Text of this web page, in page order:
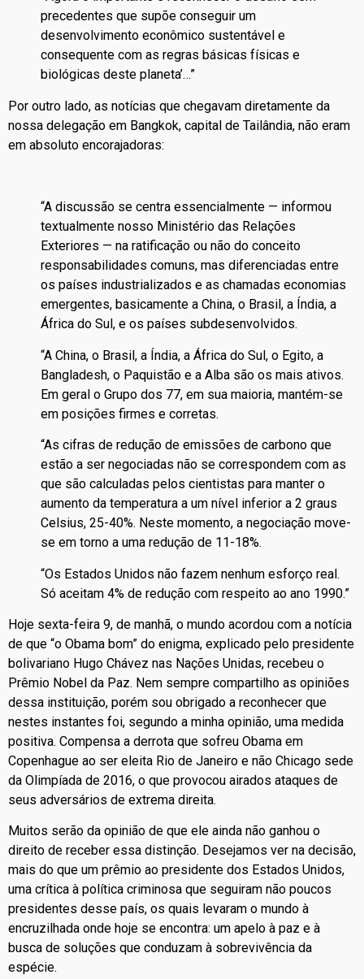
precedentes que supõe conseguir um
desenvolvimento econômico sustentável e
consequente com as regras básicas físicas e
biológicas deste planeta’…”
Por outro lado, as notícias que chegavam diretamente da
nossa delegação em Bangkok, capital de Tailândia, não eram
em absoluto encorajadoras:
“A discussão se centra essencialmente — informou
textualmente nosso Ministério das Relações
Exteriores — na ratificação ou não do conceito
responsabilidades comuns, mas diferenciadas entre
os países industrializados e as chamadas economias
emergentes, basicamente a China, o Brasil, a Índia, a
África do Sul, e os países subdesenvolvidos.
“A China, o Brasil, a Índia, a África do Sul, o Egito, a
Bangladesh, o Paquistão e a Alba são os mais ativos.
Em geral o Grupo dos 77, em sua maioria, mantém-se
em posições firmes e corretas.
“As cifras de redução de emissões de carbono que
estão a ser negociadas não se correspondem com as
que são calculadas pelos cientistas para manter o
aumento da temperatura a um nível inferior a 2 graus
Celsius, 25-40%. Neste momento, a negociação move-
se em torno a uma redução de 11-18%.
“Os Estados Unidos não fazem nenhum esforço real.
Só aceitam 4% de redução com respeito ao ano 1990.”
Hoje sexta-feira 9, de manhã, o mundo acordou com a notícia
de que “o Obama bom” do enigma, explicado pelo presidente
bolivariano Hugo Chávez nas Nações Unidas, recebeu o
Prêmio Nobel da Paz. Nem sempre compartilho as opiniões
dessa instituição, porém sou obrigado a reconhecer que
nestes instantes foi, segundo a minha opinião, uma medida
positiva. Compensa a derrota que sofreu Obama em
Copenhague ao ser eleita Rio de Janeiro e não Chicago sede
da Olimpíada de 2016, o que provocou airados ataques de
seus adversários de extrema direita.
Muitos serão da opinião de que ele ainda não ganhou o
direito de receber essa distinção. Desejamos ver na decisão,
mais do que um prêmio ao presidente dos Estados Unidos,
uma crítica à política criminosa que seguiram não poucos
presidentes desse país, os quais levaram o mundo à
encruzilhada onde hoje se encontra: um apelo à paz e à
busca de soluções que conduzam à sobrevivência da
espécie.